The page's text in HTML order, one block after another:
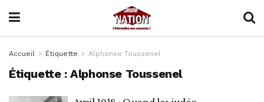
Accueil Étiquette Alphonse Toussenel
Étiquette :Alphonse Toussenel